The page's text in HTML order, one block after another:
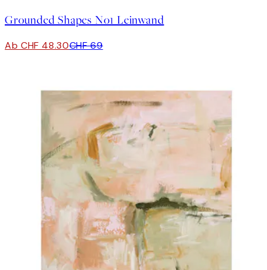
Grounded Shapes No1 Leinwand
Ab CHF 48.30CHF 69